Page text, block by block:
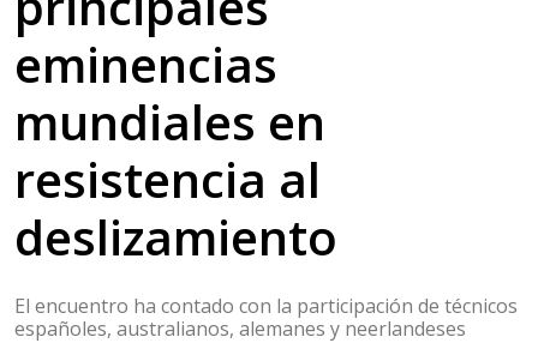
eminencias
mundiales en
resistencia al
deslizamiento
El encuentro ha contado con la participación de técnicos
españoles, australianos, alemanes y neerlandeses